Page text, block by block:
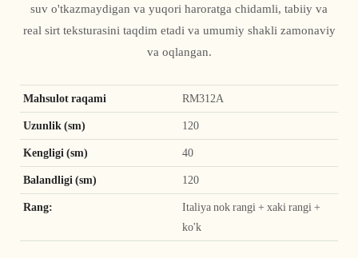
suv o'tkazmaydigan va yuqori haroratga chidamli, tabiiy va
real sirt teksturasini taqdim etadi va umumiy shakli zamonaviy
va oqlangan.
Mahsulot raqami RM312A
Uzunlik (sm) 120
Kengligi (sm) 40
Balandligi (sm) 120
Rang:
Italiya nok rangi + xaki rangi +
ko'k